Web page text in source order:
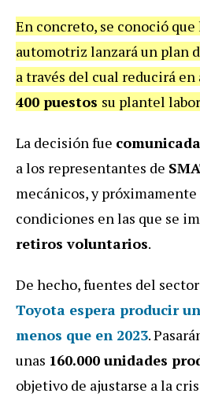
En concreto, se conoció
automotriz lanzará un plan
a través del cual reducirá
400 puestos su plantel
La decisión fue comunicada
a los representantes de
mecánicos, y
condiciones en las que se
retiros voluntarios.
De hecho, fuentes del
Toyota espera producir
menos que en 2023.
unas 160.000 unidades
objetivo de ajustarse a la